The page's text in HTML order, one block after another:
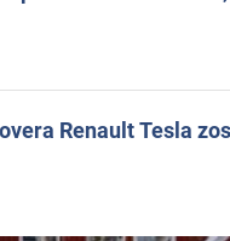
Renault Tesla